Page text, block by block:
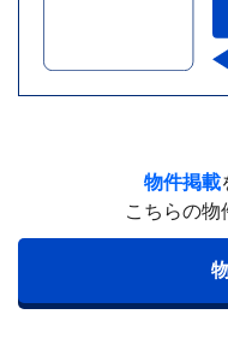
物件掲載
こちらの物